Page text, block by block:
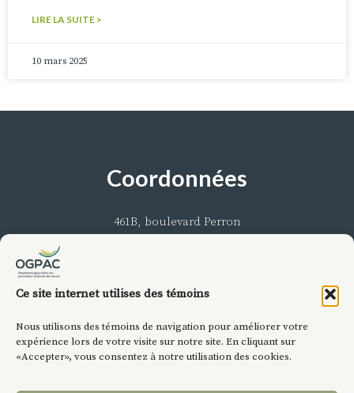
Ce site internet utilises des témoins
Nous utilisons des témoins de navigation pour améliorer votre
expérience lors de votre visite sur notre site. En cliquant sur
«Accepter», vous consentez à notre utilisation des cookies.
LIRE LA SUITE >
10 mars 2025
Coordonnées
461B, boulevard Perron
INSCRIPTION